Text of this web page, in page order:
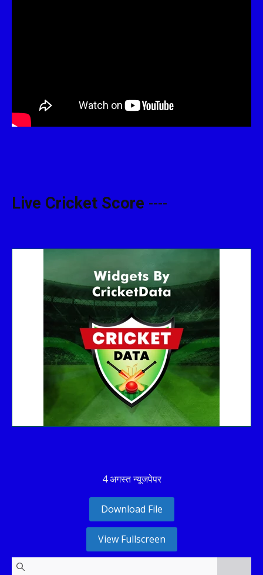
Live Cricket Score ----
No live matches found.
See recent results
See fixtures
4 अगस्त न्यूजपेपर
Download File
View Fullscreen